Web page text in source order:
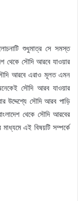
শুধুমাত্র সে সমস্ত
থেকে সৌদি আরবে যাওয়ার
আরবে এরাও মূলত এমন
সৌদি আরব যাওয়ার
উদ্দেশ্যে সৌদি আরব পাড়ি
থেকে সৌদি আরবের
এই বিষয়টি সম্পর্কে